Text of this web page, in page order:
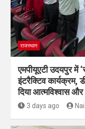
राजस्थान
एमपीयूएटी उदयपुर में
इंटरैक्टिव कार्यक्रम,
दिया आत्मविश्वास
3 days ago